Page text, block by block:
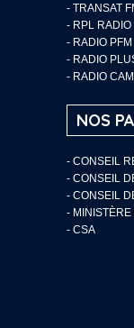
- TRANSAT
- RPL RADIO
- RADIO PFM
- RADIO
- RADIO
NOS
- CONSEIL
- CONSEIL
- CONSEIL
-
- CSA